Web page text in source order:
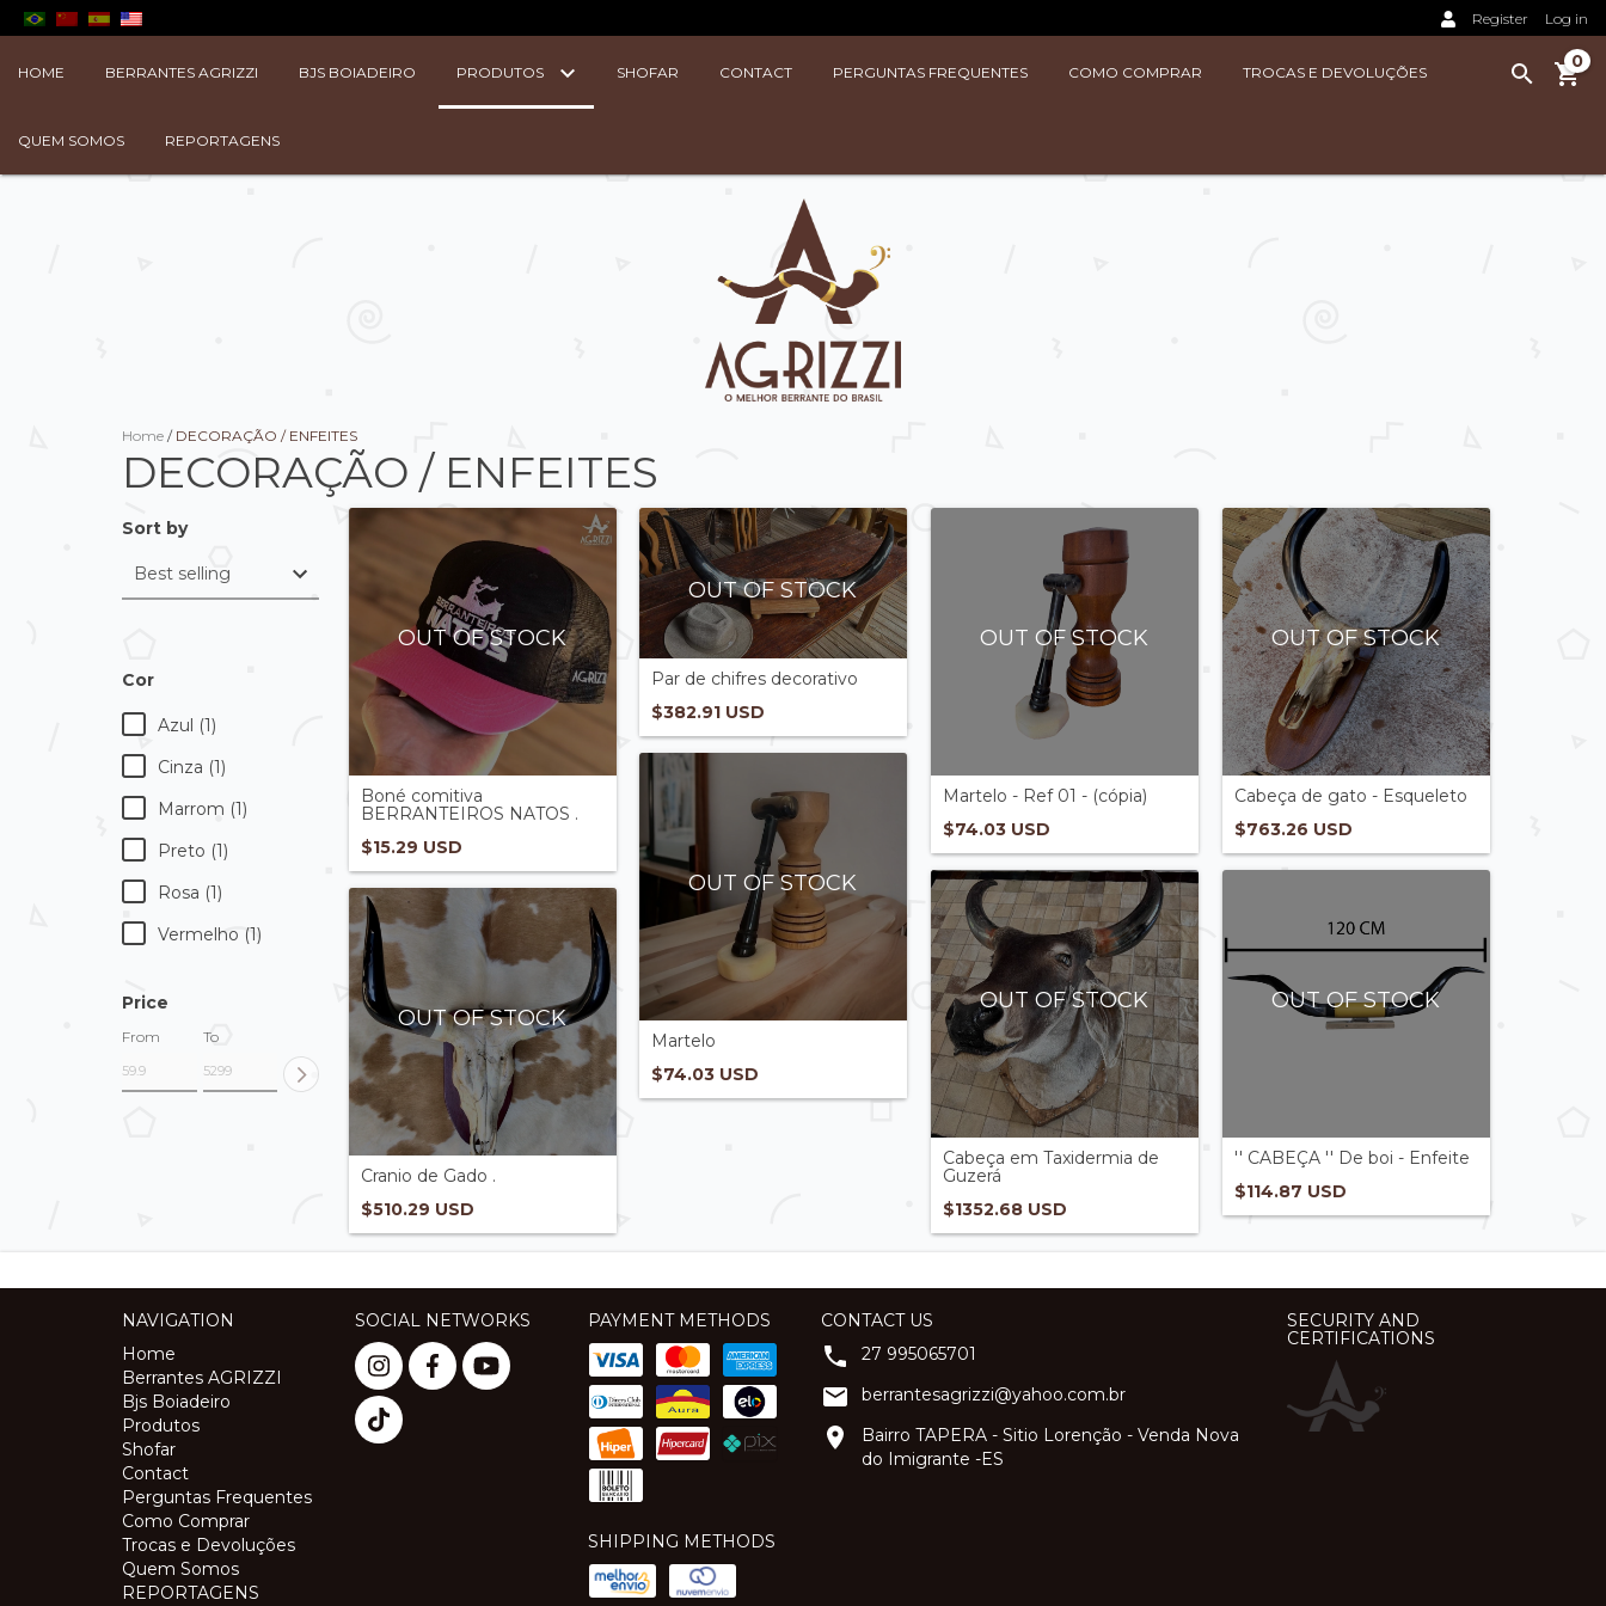
Register Log in
HOME BERRANTES AGRIZZI BJS BOIADEIRO PRODUTOS SHOFAR CONTACT PERGUNTAS FREQUENTES COMO COMPRAR TROCAS E DEVOLUÇÕES
QUEM SOMOS REPORTAGENS
0
Home / DECORAÇÃO / ENFEITES
DECORAÇÃO / ENFEITES
Sort by
Cor
Azul (1)
Cinza (1)
Marrom (1)
Preto (1)
Rosa (1)
Vermelho (1)
Price
From To
OUT OF STOCK
Boné comitiva
BERRANTEIROS NATOS .
$15.29 USD
OUT OF STOCK
Par de chifres decorativo
$382.91 USD
OUT OF STOCK
Martelo - Ref 01 - (cópia)
$74.03 USD
OUT OF STOCK
Cabeça de gato - Esqueleto
$763.26 USD
OUT OF STOCK
Cranio de Gado .
$510.29 USD
OUT OF STOCK
Martelo
$74.03 USD
OUT OF STOCK
Cabeça em Taxidermia de
Guzerá
$1352.68 USD
OUT OF STOCK
'' CABEÇA '' De boi - Enfeite
$114.87 USD
NAVIGATION
Home
Berrantes AGRIZZI
Bjs Boiadeiro
Produtos
Shofar
Contact
Perguntas Frequentes
Como Comprar
Trocas e Devoluções
Quem Somos
REPORTAGENS
SOCIAL NETWORKS PAYMENT METHODS
SHIPPING METHODS
CONTACT US
27 995065701
berrantesagrizzi@yahoo.com.br
Bairro TAPERA - Sitio Lorenção - Venda Nova
do Imigrante -ES
SECURITY AND
CERTIFICATIONS